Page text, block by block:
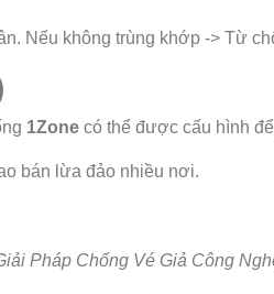
Nếu không trùng khớp -> Từ
1Zone có thể được cấu hình
bán lừa đảo nhiều nơi.
Pháp Chống Vé Giả Công